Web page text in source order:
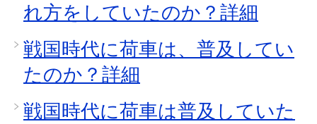
れ方をしていたのか？詳細
戦国時代に荷車は、普及してい
たのか？詳細
戦国時代に荷車は普及していた